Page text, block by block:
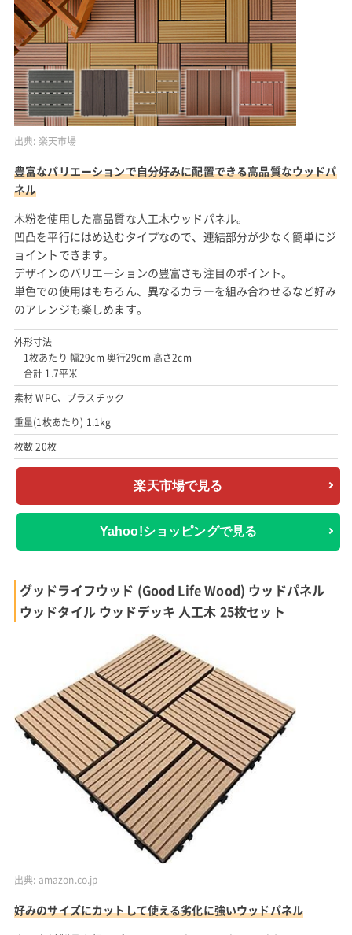
出典: 楽天市場
豊富なバリエーションで自分好みに配置できる高品質なウッドパ
ネル
木粉を使用した高品質な人工木ウッドパネル。
凹凸を平行にはめ込むタイプなので、連結部分が少なく簡単にジ
ョイントできます。
デザインのバリエーションの豊富さも注目のポイント。
単色での使用はもちろん、異なるカラーを組み合わせるなど好み
のアレンジも楽しめます。
外形寸法
1枚あたり 幅29cm 奥行29cm 高さ2cm
合計 1.7平米
素材 WPC、プラスチック
重量(1枚あたり) 1.1kg
枚数 20枚
楽天市場で見る
Yahoo!ショッピングで見る
グッドライフウッド (Good Life Wood) ウッドパネル
ウッドタイル ウッドデッキ 人工木 25枚セット
出典: amazon.co.jp
好みのサイズにカットして使える劣化に強いウッドパネル